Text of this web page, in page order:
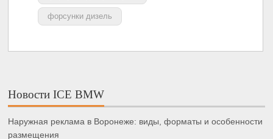
форсунки дизель
Новости ICE BMW
Наружная реклама в Воронеже: виды, форматы и особенности
размещения